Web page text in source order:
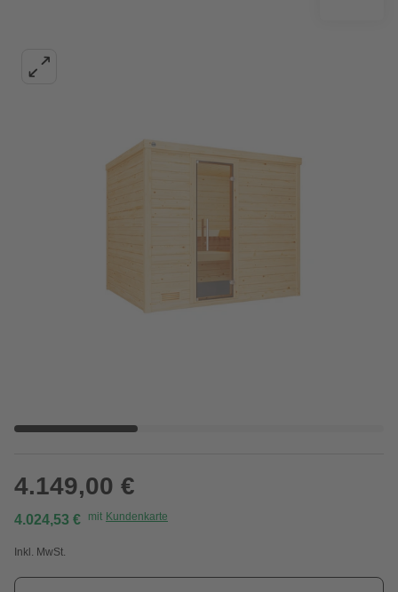
4.149,00 €
4.024,53 € mit Kundenkarte
Inkl. MwSt.